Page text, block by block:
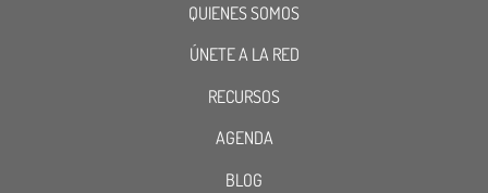
QUIENES SOMOS
ÚNETE A LA RED
RECURSOS
AGENDA
BLOG